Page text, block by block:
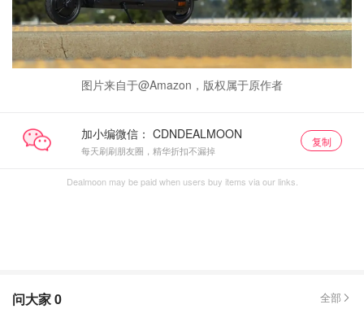
图片来自于@Amazon，版权属于原作者
加小编微信：
每天刷刷朋友圈，精华折扣不漏掉
复制
Dealmoon may be paid when users buy items via our links.
问大家0 全部